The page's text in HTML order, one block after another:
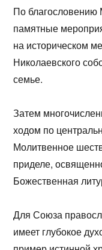
По благословению
памятные
на историческом
Николаевского
семье.
Затем
ходом по
Молитвенное
приделе,
Божественная
Для Союза
имеет глубокое